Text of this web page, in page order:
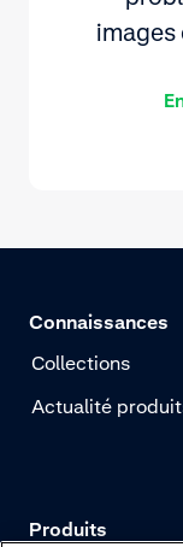
images
Connaissances
Collections
Actualité
Produits